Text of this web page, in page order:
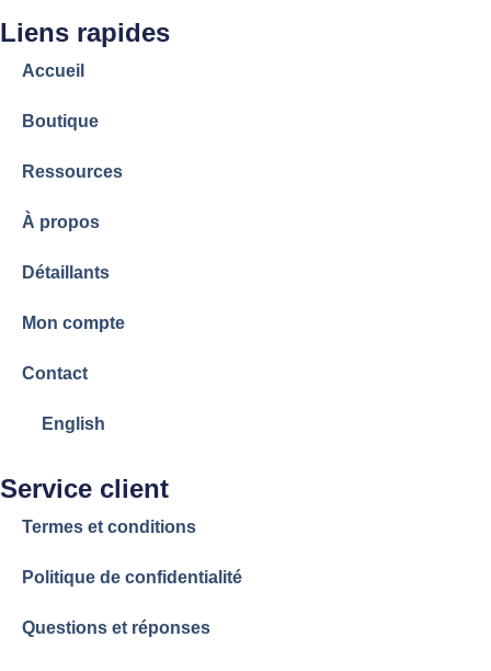
Liens rapides
Accueil
Boutique
Ressources
À propos
Détaillants
Mon compte
Contact
English
Service client
Termes et conditions
Politique de confidentialité
Questions et réponses